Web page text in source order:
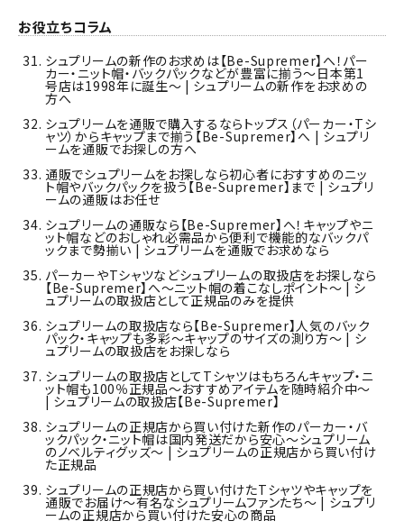
お役立ちコラム
シュプリームの新作のお求めは【Be-Supremer】へ！パー
カー・ニット帽・バックパックなどが豊富に揃う～日本第1
号店は1998年に誕生～ | シュプリームの新作をお求めの
方へ
シュプリームを通販で購入するならトップス（パーカー・Tシ
ャツ）からキャップまで揃う【Be-Supremer】へ | シュプリ
ームを通販でお探しの方へ
通販でシュプリームをお探しなら初心者におすすめのニッ
ト帽やバックパックを扱う【Be-Supremer】まで | シュプリ
ームの通販はお任せ
シュプリームの通販なら【Be-Supremer】へ！キャップやニ
ット帽などのおしゃれ必需品から便利で機能的なバックパ
ックまで勢揃い | シュプリームを通販でお求めなら
パーカーやTシャツなどシュプリームの取扱店をお探しなら
【Be-Supremer】へ～ニット帽の着こなしポイント～ | シ
ュプリームの取扱店として正規品のみを提供
シュプリームの取扱店なら【Be-Supremer】人気のバック
パック・キャップも多彩～キャップのサイズの測り方～ | シ
ュプリームの取扱店をお探しなら
シュプリームの取扱店としてTシャツはもちろんキャップ・ニ
ット帽も100％正規品～おすすめアイテムを随時紹介中～
| シュプリームの取扱店【Be-Supremer】
シュプリームの正規店から買い付けた新作のパーカー・バ
ックパック・ニット帽は国内発送だから安心～シュプリーム
のノベルティグッズ～ | シュプリームの正規店から買い付け
た正規品
シュプリームの正規店から買い付けたTシャツやキャップを
通販でお届け～有名なシュプリームファンたち～ | シュプリ
ームの正規店から買い付けた安心の商品